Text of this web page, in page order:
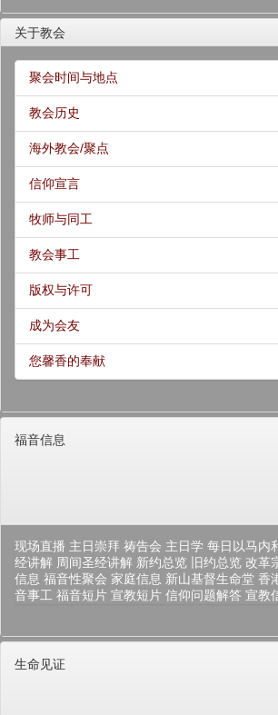
关于教会
聚会时间与地点
教会历史
海外教会/聚点
信仰宣言
牧师与同工
教会事工
版权与许可
成为会友
您馨香的奉献
福音信息
现场直播 主日崇拜 祷告会 主日学 每日以马内
经讲解 周间圣经讲解 新约总览 旧约总览 改革
信息 福音性聚会 家庭信息 新山基督生命堂 香
音事工 福音短片 宣教短片 信仰问题解答 宣教
生命见证